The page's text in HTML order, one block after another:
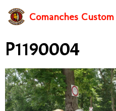
Comanches
P1190004